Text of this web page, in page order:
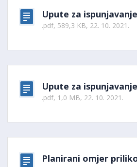
Upute za
.pdf, 589,3 KB, 22. 10. 2021.
Upute za
.pdf, 1,0 MB, 22. 10. 2021.
Planirani omjer